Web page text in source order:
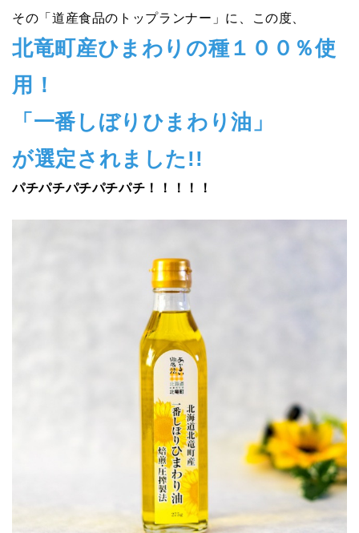
その「道産食品のトップランナー」に、この度、
北竜町産ひまわりの種１００％使
用！
「一番しぼりひまわり油」
が選定されました!!
パチパチパチパチパチ！！！！！